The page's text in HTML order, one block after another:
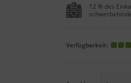
12 % des
Verfügbarkeit: